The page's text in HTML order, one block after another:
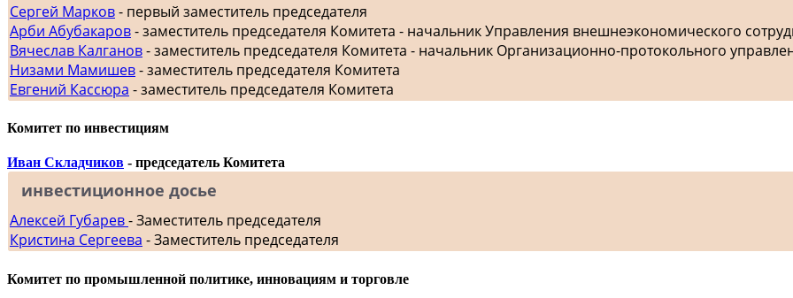
Сергей Марков- первый заместитель председателя
Арби Абубакаров- заместитель председателя Комитета - начальник Управления внешнеэкономического
Вячеслав Калганов- заместитель председателя Комитета - начальник Организационно-протокольного
Низами Мамишев- заместитель председателя Комитета
Евгений Кассюра - заместитель председателя Комитета
Комитет по инвестициям
Иван Складчиков - председатель Комитета
инвестиционное досье
Алексей Губарев- Заместитель председателя
Кристина Сергеева - Заместитель председателя
Комитет по промышленной политике, инновациям и торговле